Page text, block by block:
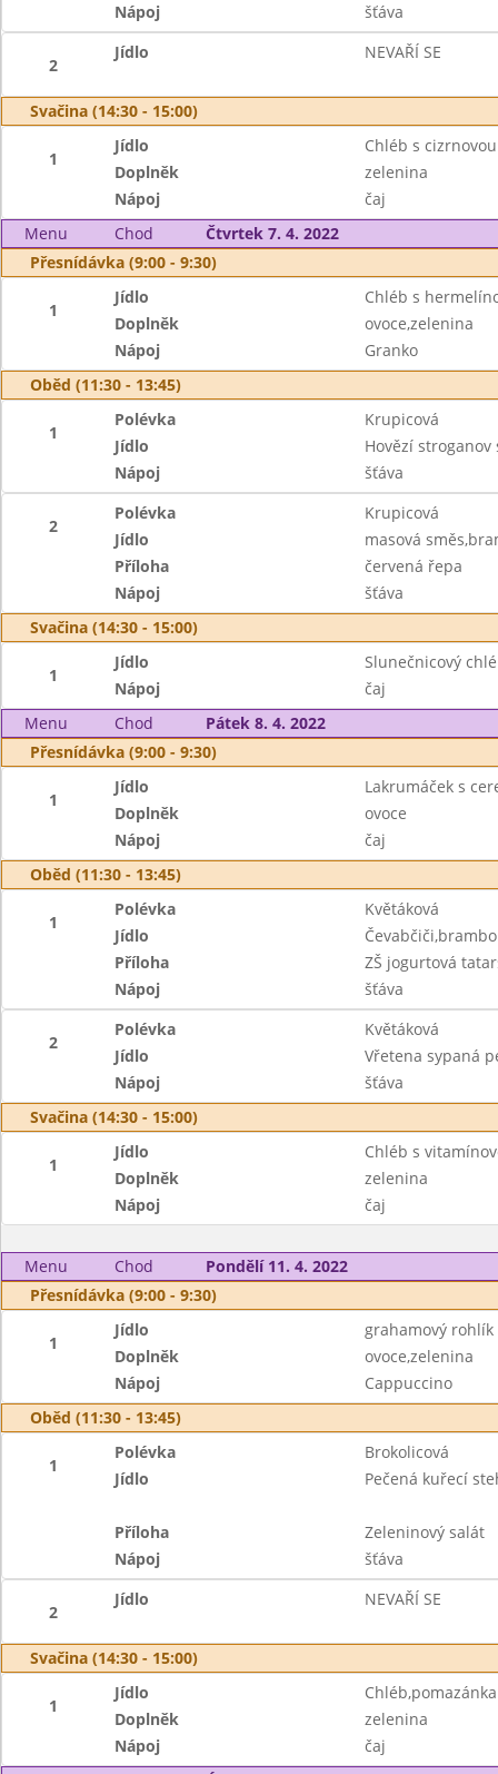
Nápoj
šťáva
2
Jídlo NEVAŘÍ SE
Svačina (14:30 - 15:00)
1
Jídlo
Chléb s
Doplněk
zelenina
Nápoj
čaj
Menu
Chod
Čtvrtek 7. 4. 2022
Přesnídávka (9:00 - 9:30)
1
Jídlo
Chléb s
Doplněk
ovoce,zelenina
Nápoj
Granko
Oběd (11:30 - 13:45)
1
Polévka
Krupicová
Jídlo
Hovězí
Nápoj
šťáva
2
Polévka
Krupicová
Jídlo
masová
Příloha
červená řepa
Nápoj
šťáva
Svačina (14:30 - 15:00)
1
Jídlo
Slunečnicový
Nápoj
čaj
Menu
Chod
Pátek 8. 4. 2022
Přesnídávka (9:00 - 9:30)
1
Jídlo
Lakrumáček s
Doplněk
ovoce
Nápoj
čaj
Oběd (11:30 - 13:45)
1
Polévka
Květáková
Jídlo
Příloha
ZŠ jogurtová
Nápoj
šťáva
2
Polévka
Květáková
Jídlo
Vřetena sypaná
Nápoj
šťáva
Svačina (14:30 - 15:00)
1
Jídlo
Chléb s
Doplněk
zelenina
Nápoj
čaj
Menu Chod
Pondělí 11. 4. 2022
Přesnídávka (9:00 - 9:30)
1
Jídlo
grahamový
Doplněk
ovoce,zelenina
Nápoj
Cappuccino
Oběd (11:30 - 13:45)
1
Polévka
Brokolicová
Jídlo
Pečená kuřecí
Příloha
Zeleninový salát
Nápoj
šťáva
2
Jídlo NEVAŘÍ SE
Svačina (14:30 - 15:00)
1
Jídlo
Doplněk
zelenina
Nápoj
čaj